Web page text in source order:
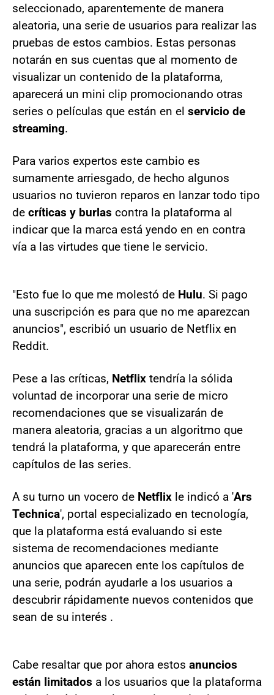
seleccionado, aparentemente de manera
aleatoria, una serie de usuarios para realizar las
pruebas de estos cambios. Estas personas
notarán en sus cuentas que al momento de
visualizar un contenido de la plataforma,
aparecerá un mini clip promocionando otras
series o películas que están en el servicio de
streaming.
Para varios expertos este cambio es
sumamente arriesgado, de hecho algunos
usuarios no tuvieron reparos en lanzar todo tipo
de críticas y burlas contra la plataforma al
indicar que la marca está yendo en en contra
vía a las virtudes que tiene le servicio.
"Esto fue lo que me molestó de Hulu. Si pago
una suscripción es para que no me aparezcan
anuncios", escribió un usuario de Netflix en
Reddit.
Pese a las críticas, Netflix tendría la sólida
voluntad de incorporar una serie de micro
recomendaciones que se visualizarán de
manera aleatoria, gracias a un algoritmo que
tendrá la plataforma, y que aparecerán entre
capítulos de las series.
A su turno un vocero de Netflix le indicó a 'Ars
Technica', portal especializado en tecnología,
que la plataforma está evaluando si este
sistema de recomendaciones mediante
anuncios que aparecen ente los capítulos de
una serie, podrán ayudarle a los usuarios a
descubrir rápidamente nuevos contenidos que
sean de su interés .
Cabe resaltar que por ahora estos anuncios
están limitados a los usuarios que la plataforma